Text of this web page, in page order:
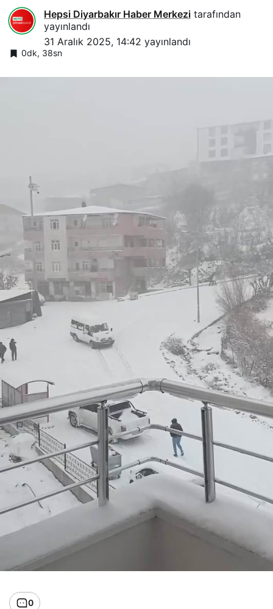
Hepsi Diyarbakır Haber Merkezi tarafından
yayınlandı
31 Aralık 2025, 14:42 yayınlandı
0dk, 38sn
0